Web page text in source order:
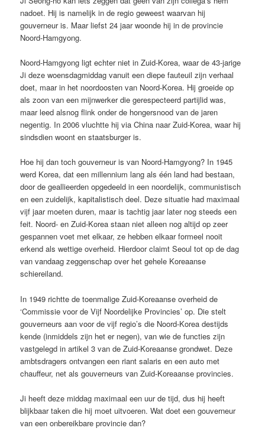
nadoet. Hij is namelijk in de regio geweest waarvan hij
gouverneur is. Maar liefst 24 jaar woonde hij in de provincie
Noord-Hamgyong.
Noord-Hamgyong ligt echter niet in Zuid-Korea, waar de 43-jarige
Ji deze woensdagmiddag vanuit een diepe fauteuil zijn verhaal
doet, maar in het noordoosten van Noord-Korea. Hij groeide op
als zoon van een mijnwerker die gerespecteerd partijlid was,
maar leed alsnog flink onder de hongersnood van de jaren
negentig. In 2006 vluchtte hij via China naar Zuid-Korea, waar hij
sindsdien woont en staatsburger is.
Hoe hij dan toch gouverneur is van Noord-Hamgyong? In 1945
werd Korea, dat een millennium lang als één land had bestaan,
door de geallieerden opgedeeld in een noordelijk, communistisch
en een zuidelijk, kapitalistisch deel. Deze situatie had maximaal
vijf jaar moeten duren, maar is tachtig jaar later nog steeds een
feit. Noord- en Zuid-Korea staan niet alleen nog altijd op zeer
gespannen voet met elkaar, ze hebben elkaar formeel nooit
erkend als wettige overheid. Hierdoor claimt Seoul tot op de dag
van vandaag zeggenschap over het gehele Koreaanse
schiereiland.
In 1949 richtte de toenmalige Zuid-Koreaanse overheid de
‘Commissie voor de Vijf Noordelijke Provincies’ op. Die stelt
gouverneurs aan voor de vijf regio’s die Noord-Korea destijds
kende (inmiddels zijn het er negen), van wie de functies zijn
vastgelegd in artikel 3 van de Zuid-Koreaanse grondwet. Deze
ambtsdragers ontvangen een riant salaris en een auto met
chauffeur, net als gouverneurs van Zuid-Koreaanse provincies.
Ji heeft deze middag maximaal een uur de tijd, dus hij heeft
blijkbaar taken die hij moet uitvoeren. Wat doet een gouverneur
van een onbereikbare provincie dan?